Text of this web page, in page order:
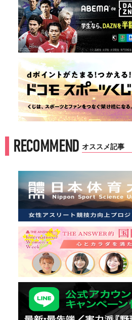
RECOMMEND オススメ記事